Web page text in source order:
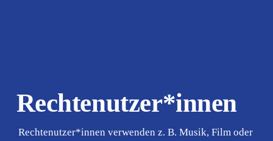
Rechtenutzer*innen
Rechtenutzer*innen verwenden z. B. Musik, Film oder